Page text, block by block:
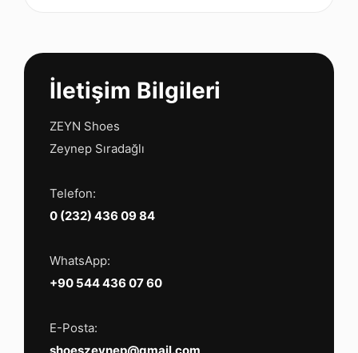
İletişim Bilgileri
ZEYN Shoes
Zeynep Sıradağlı
Telefon:
0 (232) 436 09 84
WhatsApp:
+90 544 436 07 60
E-Posta: